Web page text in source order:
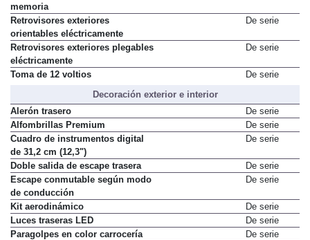
memoria
Retrovisores exteriores
orientables eléctricamente
De serie
Retrovisores exteriores plegables
eléctricamente
De serie
Toma de 12 voltios
De serie
Decoración exterior e interior
Alerón trasero
De serie
Alfombrillas Premium
De serie
Cuadro de instrumentos digital
de 31,2 cm (12,3")
De serie
Doble salida de escape trasera
De serie
Escape conmutable según modo
de conducción
De serie
Kit aerodinámico
De serie
Luces traseras LED
De serie
Paragolpes en color carrocería
De serie